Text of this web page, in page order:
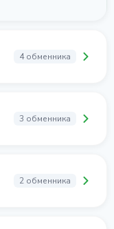
4 обменника
3 обменника
2 обменника